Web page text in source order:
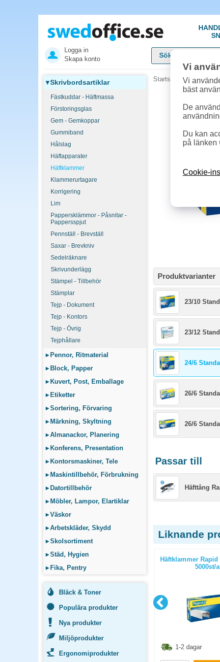
Logga in
Skapa konto
▾Skrivbordsartiklar
Fästkuddar - Häftmassa
Förstoringsglas
Gem - Gemkoppar
Gummiband
Hålslag
Häftapparater
Häftklammer
Klammerurtagare
Korrigering
Lim
Pappersklämmor - Påsnitar -
Pappersspjut
Pennställ - Brevställ
Saxar - Brevkniv
Sedelräknare
Skrivunderlägg
Stämpel - Tillbehör
Stämplar
Tejp - Dokument
Tejp - Kontors
Tejp - Övrig
Tejphållare
▸ Pennor, Ritmaterial
▸ Block, Papper
▸ Kuvert, Post, Emballage
▸ Etiketter
▸Sortering, Förvaring
▸ Märkning, Skyltning
▸Almanackor, Planering
▸ Konferens, Presentation
▸ Kontorsmaskiner, Tele
▸ Maskintillbehör, Förbrukning
▸ Datortillbehör
▸ Möbler, Lampor, Elartiklar
▸Väskor
▸Arbetskläder, Skydd
▸Skolsortiment
▸Städ, Hygien
▸ Fika, Pentry
Bläck & Toner
Populära produkter
Nya produkter
Miljöprodukter
Ergonomiprodukter
Startsida »
Produktvarianter
23/10
23/12
24/6
26/6
26/6
Passar till
Häfttång
Liknande
Pappersmugg 10cl 50st/fp
Häftklammer Rapid
5000st/
1-2 dagar
Vi
Vi
bäst
De
Du kan
på länken
Cookie-